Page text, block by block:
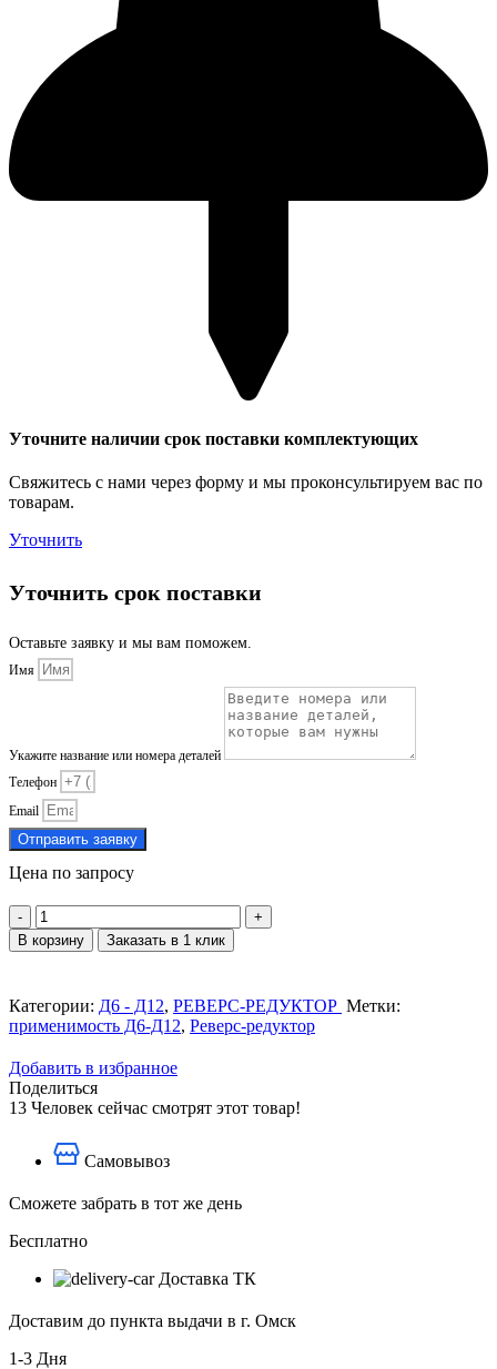
Уточните наличии срок поставки комплектующих
Свяжитесь с нами через форму и мы проконсультируем вас по
товарам.
Уточнить
Уточнить срок поставки
Оставьте заявку и мы вам поможем.
Имя
Укажите название или номера деталей
Телефон
Email
Отправить заявку
Цена по запросу
Количество
товара
Сухарь
4А
В корзину Заказать в 1 клик
Категории: Д6 - Д12, РЕВЕРС-РЕДУКТОР Метки:
применимость Д6-Д12, Реверс-редуктор
Добавить в избранное
Поделиться
13 Человек сейчас смотрят этот товар!
Самовывоз
Сможете забрать в тот же день
Бесплатно
Доставка ТК
Доставим до пункта выдачи в г. Омск
1-3 Дня